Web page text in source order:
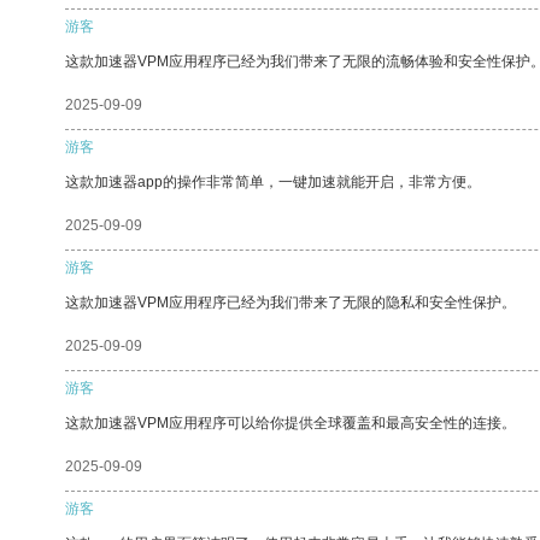
游客
这款加速器VPM应用程序已经为我们带来了无限的流畅体验和安全性保护
2025-09-09
游客
这款加速器app的操作非常简单，一键加速就能开启，非常方便。
2025-09-09
游客
这款加速器VPM应用程序已经为我们带来了无限的隐私和安全性保护。
2025-09-09
游客
这款加速器VPM应用程序可以给你提供全球覆盖和最高安全性的连接。
2025-09-09
游客